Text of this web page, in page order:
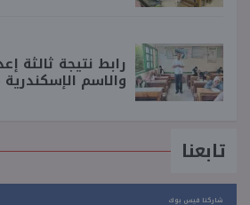
رابط نتيجة ثالثة
والاسم الإسكندرية 2026 الدور الثاني
تابعنا
شاركنا فيس بوك